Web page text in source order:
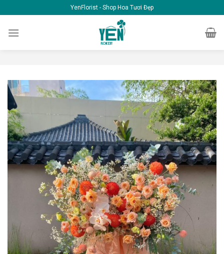
to
content
YenFlorist - Shop Hoa Tươi Đẹp